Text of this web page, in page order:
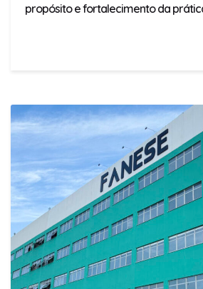
propósito e fortalecimento da